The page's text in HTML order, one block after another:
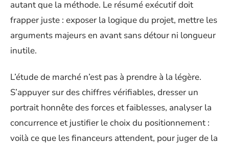
autant que la méthode. Le résumé exécutif doit
frapper juste : exposer la logique du projet, mettre les
arguments majeurs en avant sans détour ni longueur
inutile.
L’étude de marché n’est pas à prendre à la légère.
S’appuyer sur des chiffres vérifiables, dresser un
portrait honnête des forces et faiblesses, analyser la
concurrence et justifier le choix du positionnement :
voilà ce que les financeurs attendent, pour juger de la